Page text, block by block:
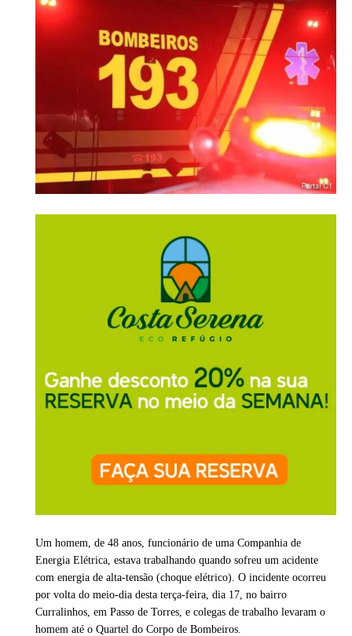
Um homem, de 48 anos, funcionário de uma Companhia de
Energia Elétrica, estava trabalhando quando sofreu um acidente
com energia de alta-tensão (choque elétrico). O incidente ocorreu
por volta do meio-dia desta terça-feira, dia 17, no bairro
Curralinhos, em Passo de Torres, e colegas de trabalho levaram o
homem até o Quartel do Corpo de Bombeiros.